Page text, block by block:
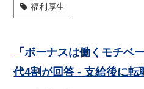
福利厚生
「ボーナスは働くモチベ
代4割が回答 - 支給後に転